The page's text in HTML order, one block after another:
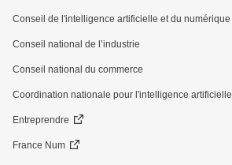
Conseil de l'intelligence artificielle et du numérique
Conseil national de l’industrie
Conseil national du commerce
Coordination nationale pour l'intelligence artificielle
Entreprendre
France Num